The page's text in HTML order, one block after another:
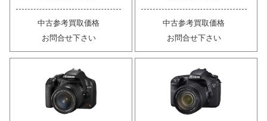
中古参考買取価格
お問合せ下さい
中古参考買取価格
お問合せ下さい